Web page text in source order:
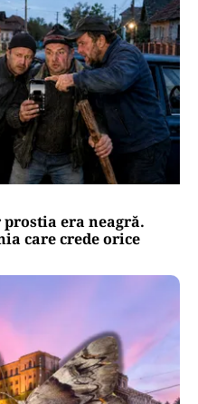
era neagră.
care crede orice